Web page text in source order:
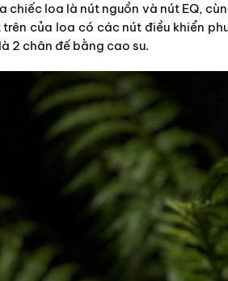
chiếc loa là nút nguồn và nút EQ,
của loa có các nút điều khiển
2 chân đế bằng cao su.